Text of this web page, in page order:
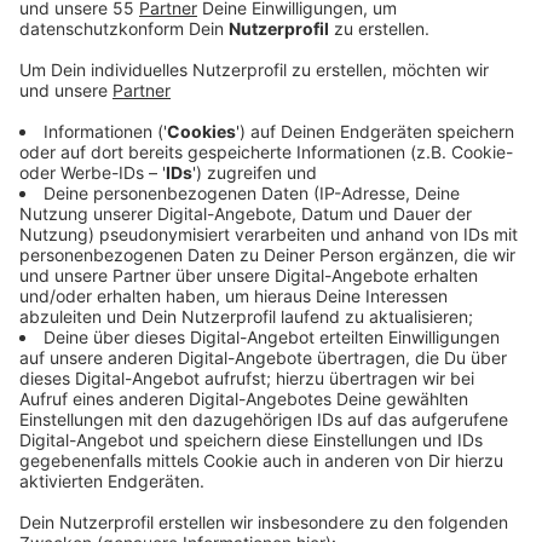
Anzeige
Vereine, Stiftungen und Initiativen - die Fördersumme
beträgt 1.000 Euro. In diesem Jahr stehen im Fokus
des Förderprogramms Projekte gegen Einsamkeit, so
der Kreis. Er hat dafür insgesamt 29.000 Euro vom
Land zur Verfügung gestellt bekommen. Die Förderung
kann online beantragt werden.
Hier gibt es Informationen zum Förderprogramm
und zur Antragstellung.
Die Antragstellung ist ab dem 19. August 2024
möglich und erfolgt online.
Der Kreis Viersen beantwortet Rückfragen telefonisch
unter 02162/39-1626 oder per E-Mail an